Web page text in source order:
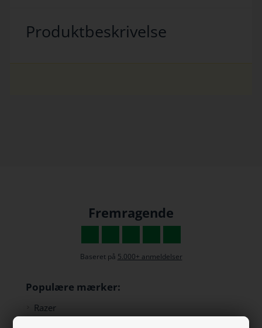
Produktbeskrivelse
Fremragende
Baseret på 5.000+ anmeldelser
Populære mærker:
Razer